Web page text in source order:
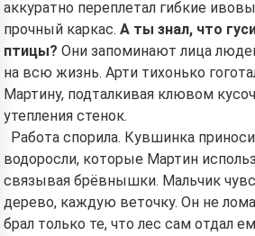
аккуратно переплетал гибкие
прочный каркас. А ты знал, что
птицы? Они запоминают лица
на всю жизнь. Арти тихонько
Мартину, подталкивая клювом
утепления стенок.
Работа спорила. Кувшинка
водоросли, которые Мартин
связывая брёвнышки. Мальчик
дерево, каждую веточку. Он не
брал только те, что лес сам отдал